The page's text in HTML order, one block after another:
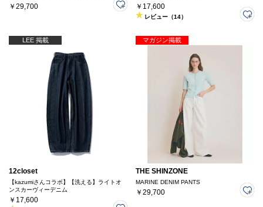
￥29,700 ￥17,600
レビュー（14）
LEE 掲載
12closet
【kazumiさんコラボ】【洗える】ライトオ
ンスカーヴィーデニム
￥17,600
マガジン掲載
THE SHINZONE
MARINE DENIM PANTS
￥29,700